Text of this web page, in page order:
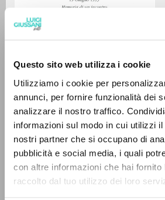
Questo sito web utilizza i cookie
Utilizziamo i cookie per
annunci, per fornire funzionalità dei
analizzare il nostro traffico.
informazioni sul modo in cui utilizzi
nostri partner che si occupano di
pubblicità e social media, i quali
con altre informazioni che hai fornito
raccolto dal tuo utilizzo dei loro
Giussani LuigiAutore
0DOCUMENTI
RISULTATI